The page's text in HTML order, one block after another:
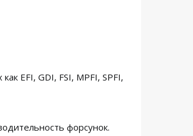
EFI, GDI, FSI, MPFI, SPFI,
форсунок.